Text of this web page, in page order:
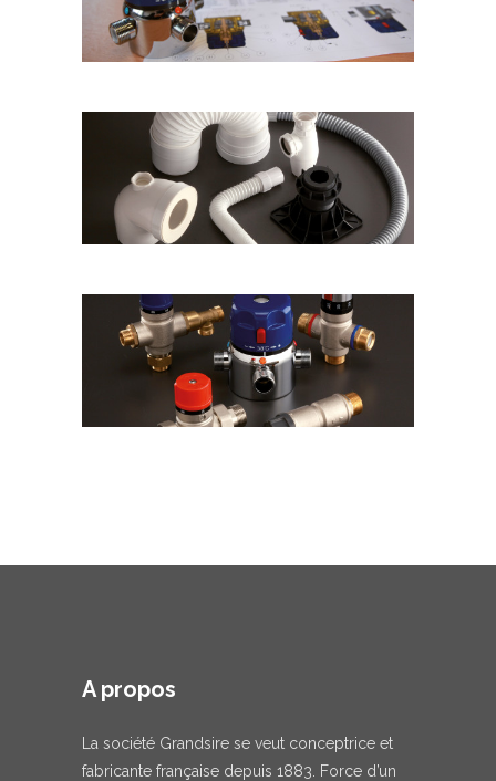
A propos
La société Grandsire se veut conceptrice et
fabricante française depuis 1883. Force d’un